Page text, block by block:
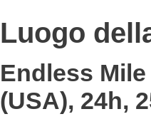
Luogo
Endless
(USA), 24h,